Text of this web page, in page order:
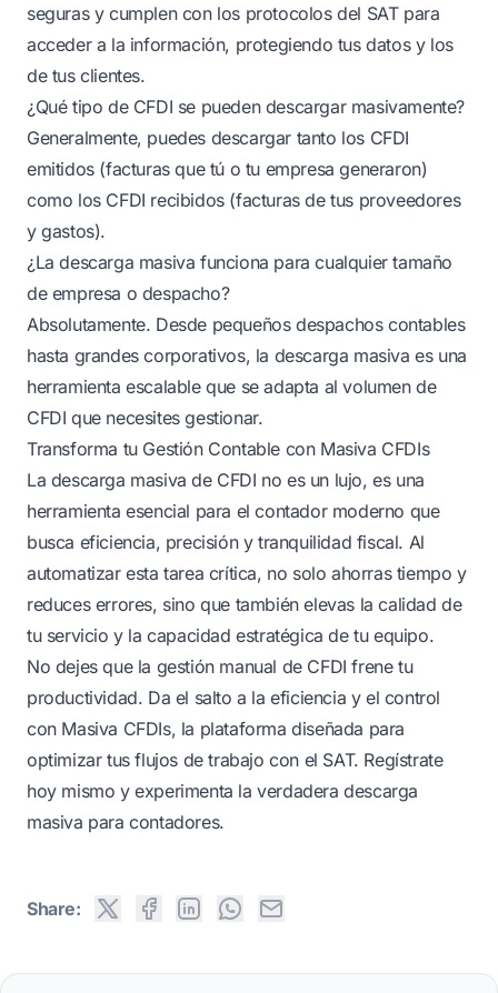
seguras y cumplen con los protocolos del SAT para
acceder a la información, protegiendo tus datos y los
de tus clientes.
¿Qué tipo de CFDI se pueden descargar masivamente?
Generalmente, puedes descargar tanto los CFDI
emitidos (facturas que tú o tu empresa generaron)
como los CFDI recibidos (facturas de tus proveedores
y gastos).
¿La descarga masiva funciona para cualquier tamaño
de empresa o despacho?
Absolutamente. Desde pequeños despachos contables
hasta grandes corporativos, la descarga masiva es una
herramienta escalable que se adapta al volumen de
CFDI que necesites gestionar.
Transforma tu Gestión Contable con Masiva CFDIs
La descarga masiva de CFDI no es un lujo, es una
herramienta esencial para el contador moderno que
busca eficiencia, precisión y tranquilidad fiscal. Al
automatizar esta tarea crítica, no solo ahorras tiempo y
reduces errores, sino que también elevas la calidad de
tu servicio y la capacidad estratégica de tu equipo.
No dejes que la gestión manual de CFDI frene tu
productividad. Da el salto a la eficiencia y el control
con Masiva CFDIs, la plataforma diseñada para
optimizar tus flujos de trabajo con el SAT. Regístrate
hoy mismo y experimenta la verdadera descarga
masiva para contadores.
Share: